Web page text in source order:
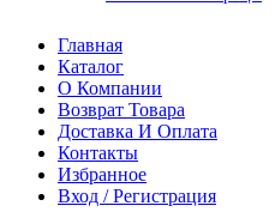
Главная
Каталог
О Компании
Возврат Товара
Доставка И Оплата
Контакты
Избранное
Вход / Регистрация